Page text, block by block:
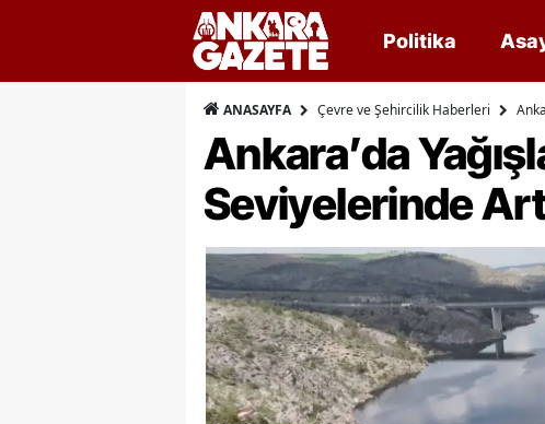
Politika
ANASAYFA Çevre ve Şehircilik Haberleri
Ankara’da
Seviyelerinde